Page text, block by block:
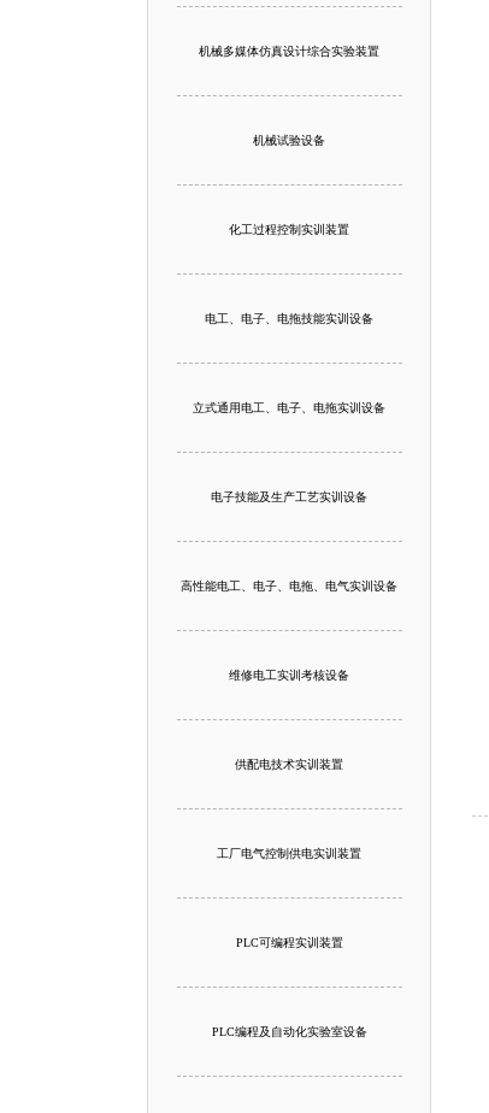
机械多媒体仿真设计综合实验装置
机械试验设备
化工过程控制实训装置
电工、电子、电拖技能实训设备
立式通用电工、电子、电拖实训设备
电子技能及生产工艺实训设备
高性能电工、电子、电拖、电气实训设备
维修电工实训考核设备
供配电技术实训装置
工厂电气控制供电实训装置
PLC可编程实训装置
PLC编程及自动化实验室设备